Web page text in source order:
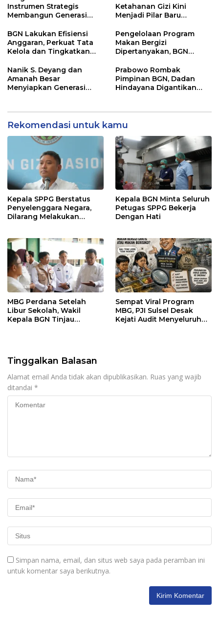
Sinjai, Isu Keterlibatan
Legislator
Instrumen Strategis
Membangun Generasi
Ketahanan Gizi Kini
Menjadi Pilar Baru
BGN Lakukan Efisiensi
Anggaran, Perkuat Tata
Kelola dan Tingkatkan
Makan Bergizi Gratis
Pengelolaan Program
Makan Bergizi
Dipertanyakan, BGN
Besar
Nanik S. Deyang dan
Amanah Besar
Menyiapkan Generasi
Prabowo Rombak
Pimpinan BGN, Dadan
Hindayana Digantikan
Rekomendasi untuk kamu
Kepala SPPG Berstatus
Penyelenggara Negara,
Dilarang Melakukan
Kepala BGN Minta Seluruh
Petugas SPPG Bekerja
Dengan Hati
MBG Perdana Setelah
Libur Sekolah, Wakil
Kepala BGN Tinjau
Sempat Viral Program
MBG, PJI Sulsel Desak
Kejati Audit Menyeluruh
Tinggalkan Balasan
Alamat email Anda tidak akan dipublikasikan. Ruas yang wajib
ditandai *
Simpan nama, email, dan situs web saya pada peramban ini
untuk komentar saya berikutnya.